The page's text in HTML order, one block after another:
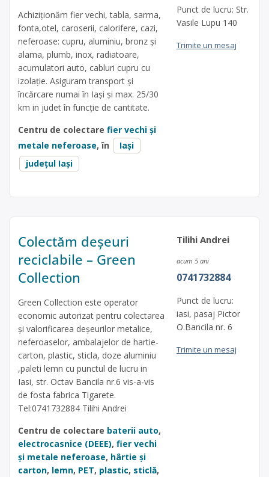
Achiziționăm fier vechi, tabla, sarma,
fonta,otel, caroserii, calorifere, cazi,
neferoase: cupru, aluminiu, bronz și
alama, plumb, inox, radiatoare,
acumulatori auto, cabluri cupru cu
izolație. Asiguram transport și
încărcare numai în Iași și max. 25/30
km in judet în funcție de cantitate.
Centru de colectare fier vechi și
metale neferoase, în
Iași
județul Iași
Punct de lucru: Str.
Vasile Lupu 140
Trimite un mesaj
Colectăm deșeuri
reciclabile – Green
Collection
Green Collection este operator
economic autorizat pentru colectarea
și valorificarea deșeurilor metalice,
neferoaselor, ambalajelor de hartie-
carton, plastic, sticla, doze aluminiu
,paleti lemn cu punctul de lucru in
Iasi, str. Octav Bancila nr.6 vis-a-vis
de fosta fabrica Tigarete.
Tel:0741732884 Tilihi Andrei
Centru de colectare baterii auto,
electrocasnice (DEEE), fier vechi
și metale neferoase, hârtie și
carton, lemn, PET, plastic, sticlă,
Tilihi Andrei
acum 5 ani
0741732884
Punct de lucru:
iasi, pasaj Pictor
O.Bancila nr. 6
Trimite un mesaj